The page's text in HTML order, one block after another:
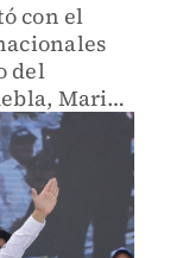
con el
del
Mario